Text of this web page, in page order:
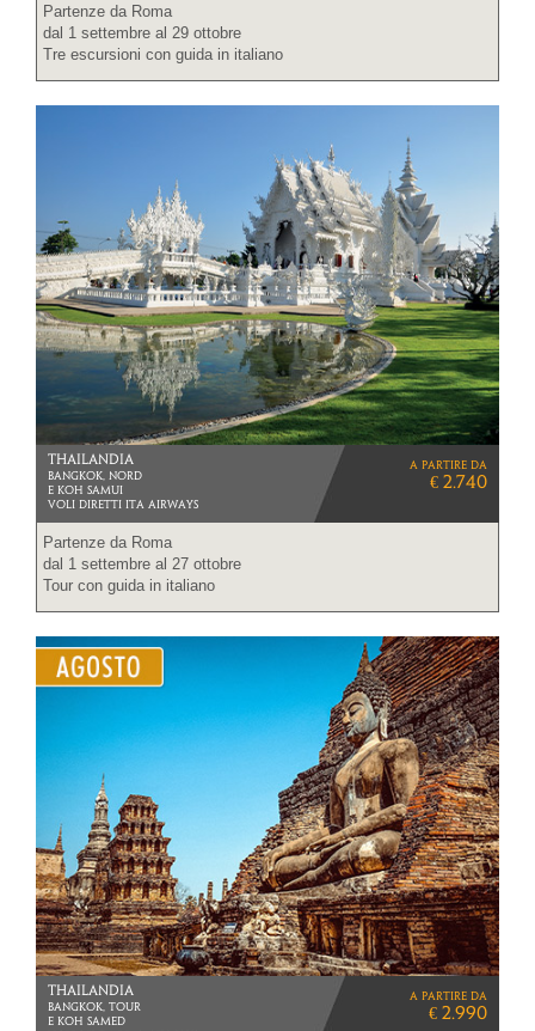
Partenze da Roma
dal 1 settembre al 29 ottobre
Tre escursioni con guida in italiano
THAILANDIA
BANGKOK, NORD
E KOH SAMUI
VOLI DIRETTI ITA AIRWAYS
a partire da
€ 2.740
Partenze da Roma
dal 1 settembre al 27 ottobre
Tour con guida in italiano
THAILANDIA
BANGKOK, TOUR
E KOH SAMED
a partire da
€ 2.990